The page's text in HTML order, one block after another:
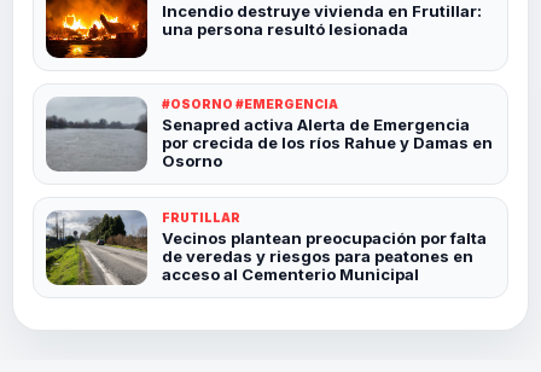
Incendio destruye vivienda en Frutillar:
una persona resultó lesionada
#OSORNO #EMERGENCIA
Senapred activa Alerta de Emergencia
por crecida de los ríos Rahue y Damas en
Osorno
FRUTILLAR
Vecinos plantean preocupación por falta
de veredas y riesgos para peatones en
acceso al Cementerio Municipal